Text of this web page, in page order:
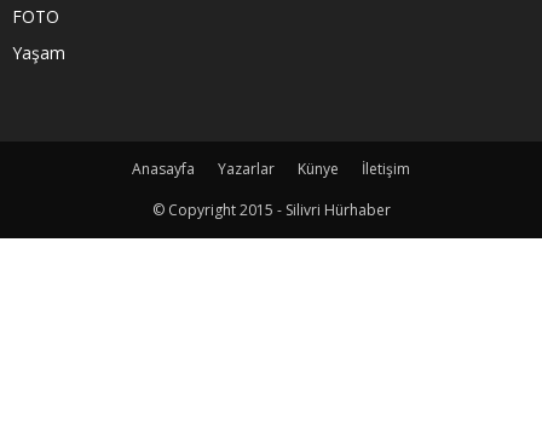
FOTO
Yaşam
Anasayfa Yazarlar Künye
İletişim
© Copyright 2015 - Silivri Hürhaber